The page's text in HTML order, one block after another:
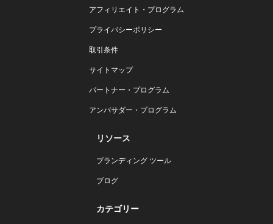
アフィリエイト・プログラム
プライバシーポリシー
取引条件
サイトマップ
パートナー・プログラム
アンバサダー・プログラム
リソース
ブランディング ツール
ブログ
カテゴリー